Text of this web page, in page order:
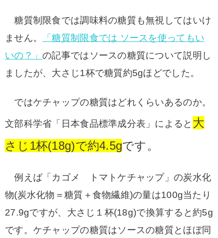
糖質制限食では調味料の糖質も無視してはいけ
ません。
「糖質制限食では ソースを使ってもい
いの？」の記事ではソースの糖質について説明し
ましたが、大さじ1杯で糖質約5gほどでした。
ではケチャップの糖質はどれくらいあるのか。
文部科学省「日本食品標準成分表」によると 大
さじ1杯(18g)で約4.5gです。
例えば「カゴメ トマトケチャップ」の炭水化
物(炭水化物＝糖質＋食物繊維)の量は100g当たり
27.9gですが、大さじ１杯(18g)で換算すると約5g
です。ケチャップの糖質はソースの糖質とほぼ同